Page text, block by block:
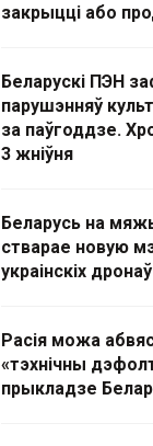
закрыцці або
Беларускі ПЭН
парушэнняў
за паўгоддзе.
3 жніўня
Беларусь на
стварае новую
украінскіх дронаў
Расія можа
«тэхнічны
прыкладзе